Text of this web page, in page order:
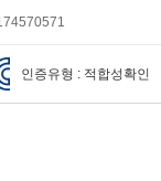
인증유형 : 적합성확인